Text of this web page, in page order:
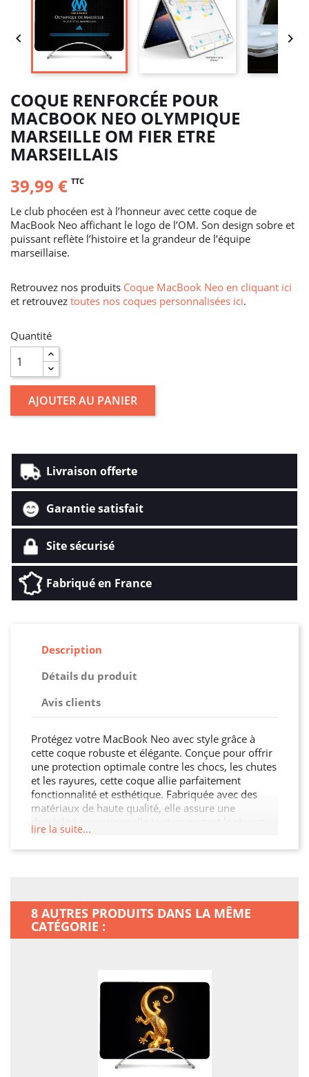
 
COQUE RENFORCÉE POUR
MACBOOK NEO OLYMPIQUE
MARSEILLE OM FIER ETRE
MARSEILLAIS
39,99 € TTC
Le club phocéen est à l’honneur avec cette coque de
MacBook Neo affichant le logo de l’OM. Son design sobre et
puissant reflète l’histoire et la grandeur de l’équipe
marseillaise.
Retrouvez nos produits Coque MacBook Neo en cliquant ici
et retrouvez toutes nos coques personnalisées ici.
Quantité
AJOUTER AU PANIER
Livraison offerte
Garantie satisfait
Site sécurisé
Fabriqué en France
Description
Détails du produit
Avis clients
Protégez votre MacBook Neo avec style grâce à
cette coque robuste et élégante. Conçue pour offrir
une protection optimale contre les chocs, les chutes
et les rayures, cette coque allie parfaitement
fonctionnalité et esthétique. Fabriquée avec des
matériaux de haute qualité, elle assure une
facile à manipuler. Son design moderne et raffiné
s'adapte à votre MacBook Neo tout en offrant un
lire la suite...
8 AUTRES PRODUITS DANS LA MÊME
CATÉGORIE :